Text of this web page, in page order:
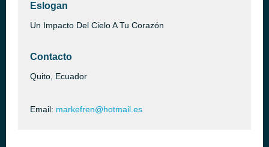
Eslogan
Un Impacto Del Cielo A Tu Corazón
Contacto
Quito, Ecuador
Email: markefren@hotmail.es